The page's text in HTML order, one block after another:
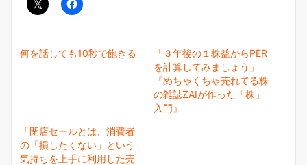
何を話しても10秒で飽きる
「３年後の１株益からPER
を計算してみましょう」
『めちゃくちゃ売れてる株
の雑誌ZAIが作った「株」
入門』
「閉店セールとは、消費者
の「損したくない」という
気持ちを上手に利用した売